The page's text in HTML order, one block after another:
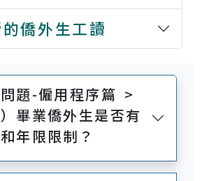
僑外生工讀
題-僱用程序篇 >
）畢業僑外生是否有
年限限制？